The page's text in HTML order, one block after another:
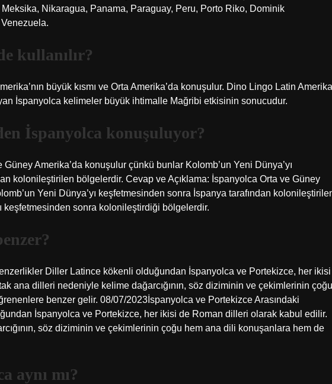
Nikaragua, Panama, Paraguay, Peru, Porto Riko, Dominik
kullanılır?
büyük kısmı ve Orta Amerika’da konuşulur. Dino Lingo Latin Amerika
İspanyolca kelimeler büyük ihtimalle Mağribi etkisinin sonucudur.
İspanyolca konuşuluyor?
Amerika’da konuşulur çünkü bunlar Kolomb’un Yeni Dünya’yı
kolonileştirilen bölgelerdir. Cevap ve Açıklama: İspanyolca Orta ve Güney
Yeni Dünya’yı keşfetmesinden sonra İspanya tarafından
keşfetmesinden sonra kolonileştirdiği bölgelerdir.
Diller Latince kökenli olduğundan İspanyolca ve Portekizce, her ikisi
ana dilleri nedeniyle kelime dağarcığının, söz diziminin ve çekimlerinin çoğu
benzer gelir. 08/07/2023İspanyolca ve Portekizce Arasındaki
İspanyolca ve Portekizce, her ikisi de Roman dilleri olarak kabul edilir.
söz diziminin ve çekimlerinin çoğu hem ana dili konuşanlara hem de
aynı mı?